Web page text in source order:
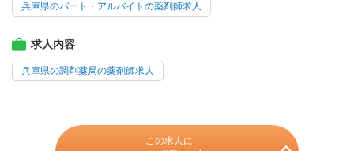
兵庫県のパート・アルバイトの薬剤師求人
求人内容
兵庫県の調剤薬局の薬剤師求人
この求人に